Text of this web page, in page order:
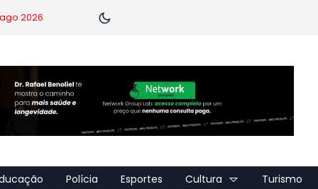
2026
Polícia Esportes Cultura Turismo